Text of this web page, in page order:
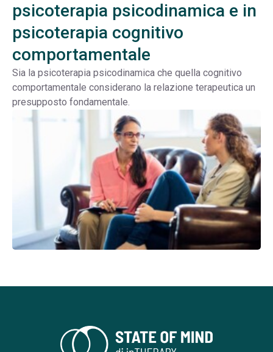
psicoterapia psicodinamica e in
psicoterapia cognitivo
comportamentale
Sia la psicoterapia psicodinamica che quella cognitivo
comportamentale considerano la relazione terapeutica un
presupposto fondamentale.